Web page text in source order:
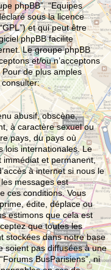
phpBB”, “Equipes
sous la licence
et qui peut être
phpBB facilite
Le groupe phpBB
et/ou n’acceptons
de plus amples
abusif, obscène,
à caractère sexuel ou
pays, du pays où
lois internationales. Le
et permanent,
à internet si nous le
messages est
ces conditions. Vous
édite, déplace ou
estimons que cela est
que toutes les
stockées dans notre base
soient pas diffusées à une
BusParisiens”, ni